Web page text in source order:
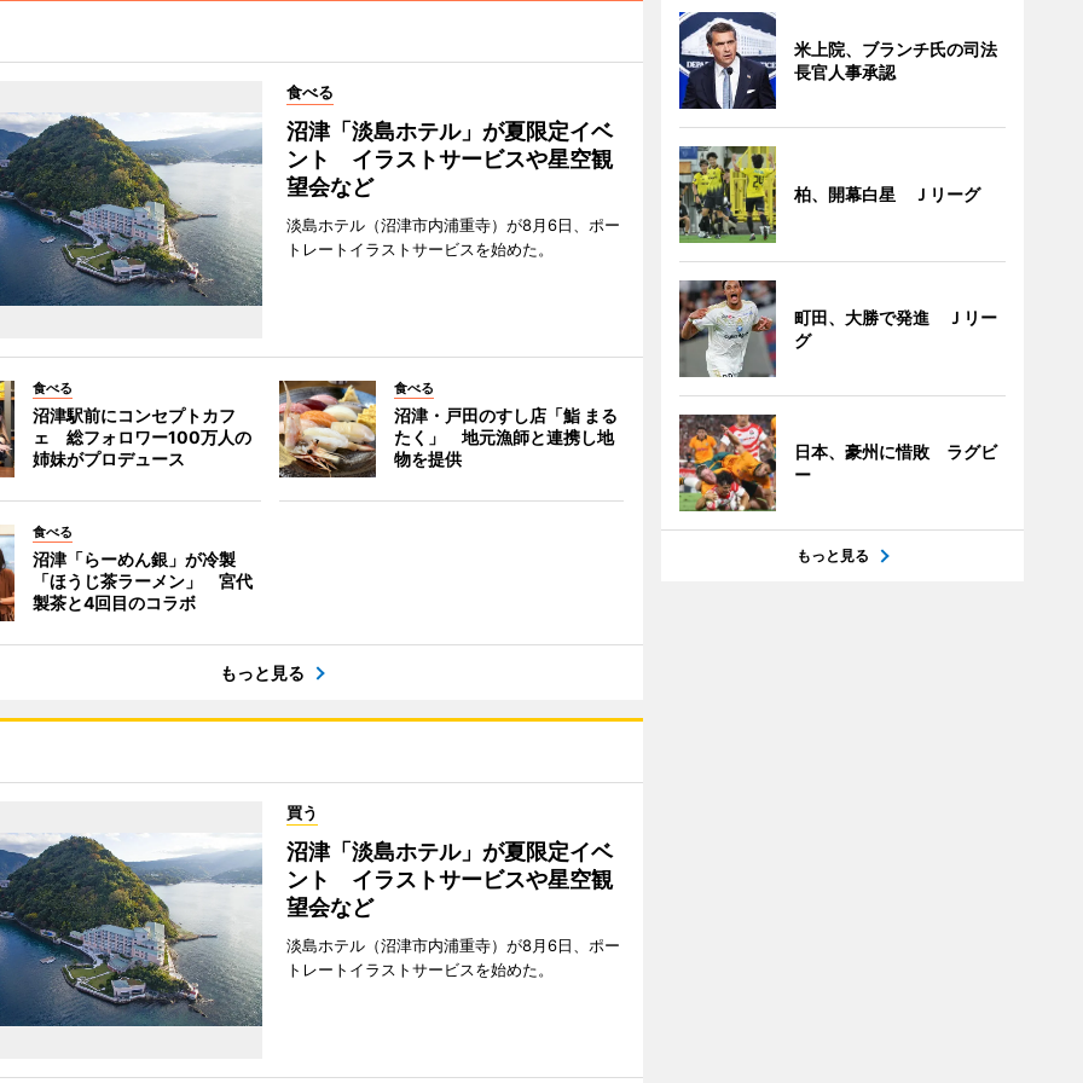
食べる
沼津「淡島ホテル」が夏限定イベ
ント イラストサービスや星空観
望会など
淡島ホテル（沼津市内浦重寺）が8月6日、ポー
トレートイラストサービスを始めた。
食べる
沼津駅前にコンセプトカフ
ェ 総フォロワー100万人の
姉妹がプロデュース
食べる
沼津・戸田のすし店「鮨 まる
たく」 地元漁師と連携し地
物を提供
食べる
沼津「らーめん銀」が冷製
「ほうじ茶ラーメン」 宮代
製茶と4回目のコラボ
もっと見る
買う
沼津「淡島ホテル」が夏限定イベ
ント イラストサービスや星空観
望会など
淡島ホテル（沼津市内浦重寺）が8月6日、ポー
トレートイラストサービスを始めた。
米上院、ブランチ氏の司法
長官人事承認
柏、開幕白星 Ｊリーグ
町田、大勝で発進 Ｊリー
グ
日本、豪州に惜敗 ラグビ
ー
もっと見る